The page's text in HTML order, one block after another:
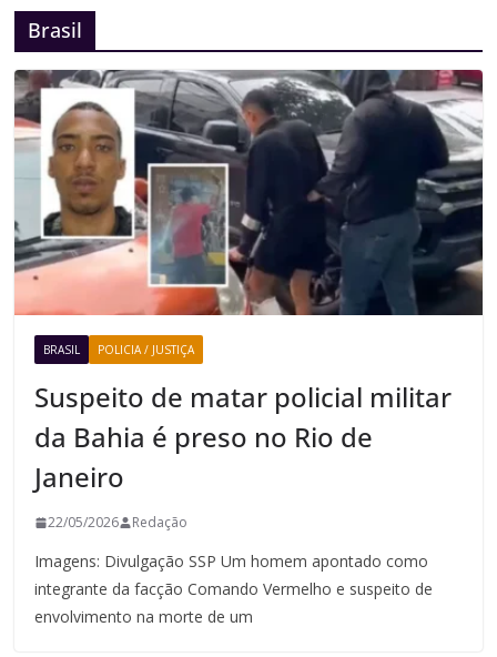
Brasil
BRASIL POLICIA / JUSTIÇA
Suspeito de matar policial militar
da Bahia é preso no Rio de
Janeiro
22/05/2026 Redação
Imagens: Divulgação SSP Um homem apontado como
integrante da facção Comando Vermelho e suspeito de
envolvimento na morte de um